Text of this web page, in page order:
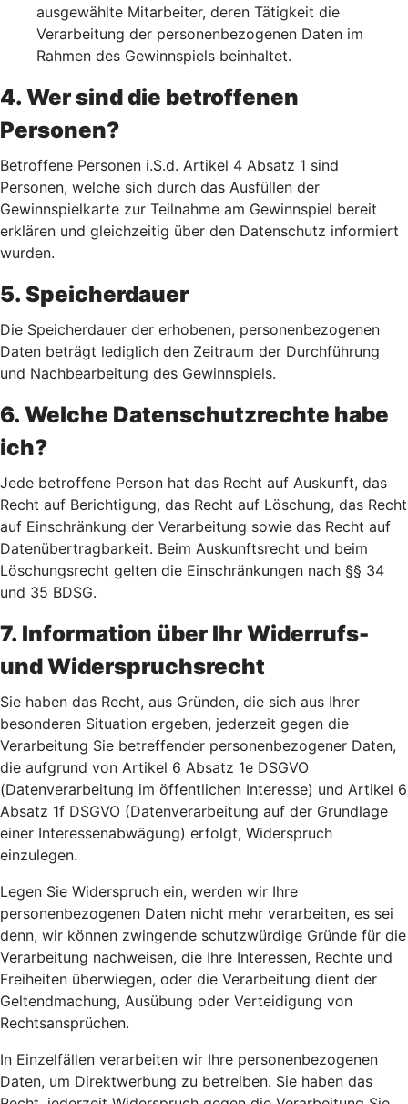
ausgewählte Mitarbeiter, deren Tätigkeit die
Verarbeitung der personenbezogenen Daten im
Rahmen des Gewinnspiels beinhaltet.
4. Wer sind die betroffenen
Personen?
Betroffene Personen i.S.d. Artikel 4 Absatz 1 sind
Personen, welche sich durch das Ausfüllen der
Gewinnspielkarte zur Teilnahme am Gewinnspiel bereit
erklären und gleichzeitig über den Datenschutz informiert
wurden.
5. Speicherdauer
Die Speicherdauer der erhobenen, personenbezogenen
Daten beträgt lediglich den Zeitraum der Durchführung
und Nachbearbeitung des Gewinnspiels.
6. Welche Datenschutzrechte habe
ich?
Jede betroffene Person hat das Recht auf Auskunft, das
Recht auf Berichtigung, das Recht auf Löschung, das Recht
auf Einschränkung der Verarbeitung sowie das Recht auf
Datenübertragbarkeit. Beim Auskunftsrecht und beim
Löschungsrecht gelten die Einschränkungen nach §§ 34
und 35 BDSG.
7. Information über Ihr Widerrufs-
und Widerspruchsrecht
Sie haben das Recht, aus Gründen, die sich aus Ihrer
besonderen Situation ergeben, jederzeit gegen die
Verarbeitung Sie betreffender personenbezogener Daten,
die aufgrund von Artikel 6 Absatz 1e DSGVO
(Datenverarbeitung im öffentlichen Interesse) und Artikel 6
Absatz 1f DSGVO (Datenverarbeitung auf der Grundlage
einer Interessenabwägung) erfolgt, Widerspruch
einzulegen.
Legen Sie Widerspruch ein, werden wir Ihre
personenbezogenen Daten nicht mehr verarbeiten, es sei
denn, wir können zwingende schutzwürdige Gründe für die
Verarbeitung nachweisen, die Ihre Interessen, Rechte und
Freiheiten überwiegen, oder die Verarbeitung dient der
Geltendmachung, Ausübung oder Verteidigung von
Rechtsansprüchen.
In Einzelfällen verarbeiten wir Ihre personenbezogenen
Daten, um Direktwerbung zu betreiben. Sie haben das